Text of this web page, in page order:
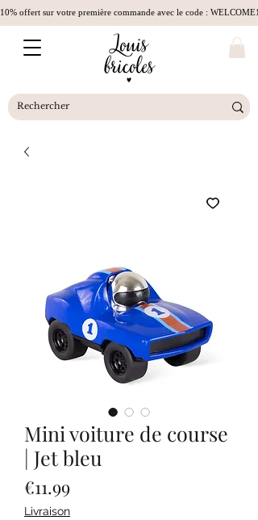
10% offert sur votre première commande avec le code :
Mini voiture de course
| Jet bleu
€11.99Price
Livraison